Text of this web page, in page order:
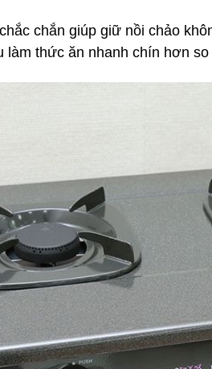
chắn giúp giữ nồi chảo
làm thức ăn nhanh chín hơn